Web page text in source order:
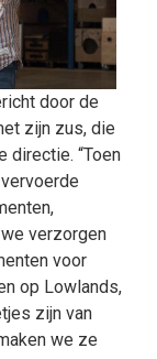
door de
zijn zus, die
directie. “Toen
verzorgen
voor
op Lowlands,
zijn van
we ze